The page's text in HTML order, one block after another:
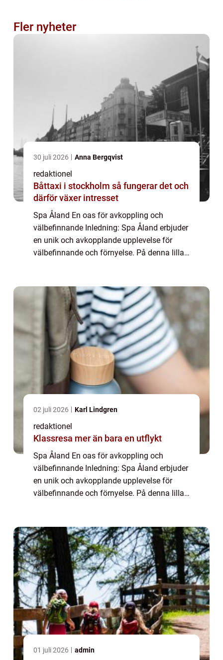
Fler nyheter
30 juli 2026 Anna Bergqvist
redaktionel
Båttaxi i stockholm så fungerar det och
därför växer intresset
Spa Åland En oas för avkoppling och
välbefinnande Inledning: Spa Åland erbjuder
en unik och avkopplande upplevelse för
välbefinnande och förnyelse. På denna lilla
akt...
02 juli 2026 Karl Lindgren
redaktionel
Klassresa mer än bara en utflykt
Spa Åland En oas för avkoppling och
välbefinnande Inledning: Spa Åland erbjuder
en unik och avkopplande upplevelse för
välbefinnande och förnyelse. På denna lilla
akt...
01 juli 2026 admin